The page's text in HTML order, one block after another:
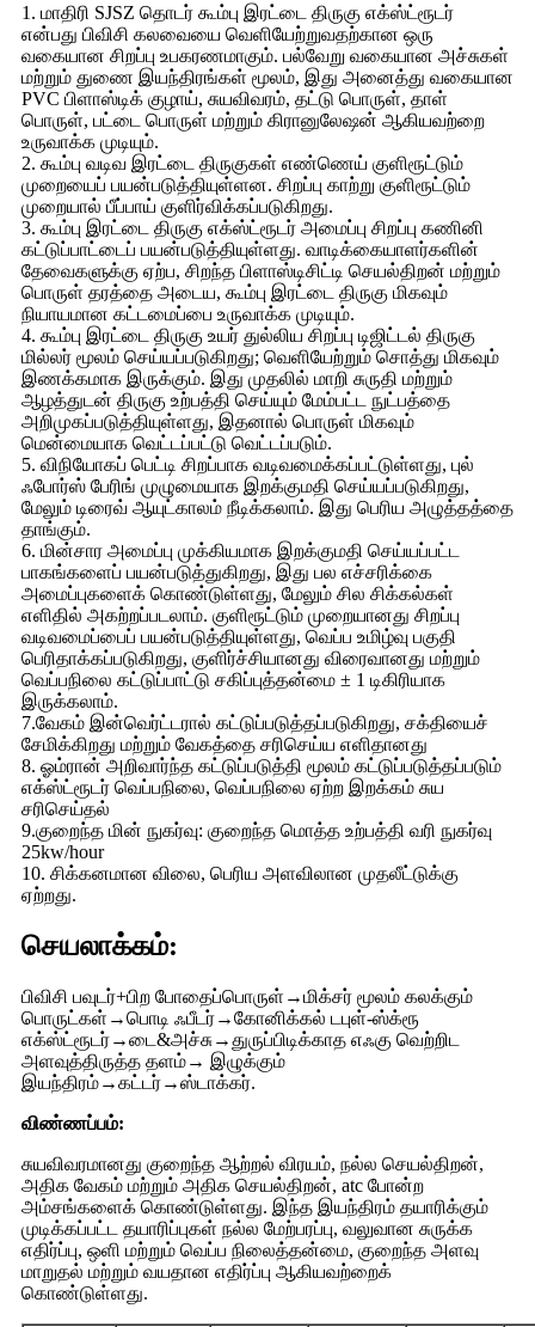
1. மாதிரி SJSZ தொடர் கூம்பு இரட்டை திருகு எக்ஸ்ட்ரூடர்
என்பது பிவிசி கலவையை வெளியேற்றுவதற்கான ஒரு
வகையான சிறப்பு உபகரணமாகும். பல்வேறு வகையான அச்சுகள்
மற்றும் துணை இயந்திரங்கள் மூலம், இது அனைத்து வகையான
PVC பிளாஸ்டிக் குழாய், சுயவிவரம், தட்டு பொருள், தாள்
பொருள், பட்டை பொருள் மற்றும் கிரானுலேஷன் ஆகியவற்றை
உருவாக்க முடியும்.
2. கூம்பு வடிவ இரட்டை திருகுகள் எண்ணெய் குளிரூட்டும்
முறையைப் பயன்படுத்தியுள்ளன. சிறப்பு காற்று குளிரூட்டும்
முறையால் பீப்பாய் குளிர்விக்கப்படுகிறது.
3. கூம்பு இரட்டை திருகு எக்ஸ்ட்ரூடர் அமைப்பு சிறப்பு கணினி
கட்டுப்பாட்டைப் பயன்படுத்தியுள்ளது. வாடிக்கையாளர்களின்
தேவைகளுக்கு ஏற்ப, சிறந்த பிளாஸ்டிசிட்டி செயல்திறன் மற்றும்
பொருள் தரத்தை அடைய, கூம்பு இரட்டை திருகு மிகவும்
நியாயமான கட்டமைப்பை உருவாக்க முடியும்.
4. கூம்பு இரட்டை திருகு உயர் துல்லிய சிறப்பு டிஜிட்டல் திருகு
மில்லர் மூலம் செய்யப்படுகிறது; வெளியேற்றும் சொத்து மிகவும்
இணக்கமாக இருக்கும். இது முதலில் மாறி சுருதி மற்றும்
ஆழத்துடன் திருகு உற்பத்தி செய்யும் மேம்பட்ட நுட்பத்தை
அறிமுகப்படுத்தியுள்ளது, இதனால் பொருள் மிகவும்
மென்மையாக வெட்டப்பட்டு வெட்டப்படும்.
5. விநியோகப் பெட்டி சிறப்பாக வடிவமைக்கப்பட்டுள்ளது, புல்
ஃபோர்ஸ் பேரிங் முழுமையாக இறக்குமதி செய்யப்படுகிறது,
மேலும் டிரைவ் ஆயுட்காலம் நீடிக்கலாம். இது பெரிய அழுத்தத்தை
தாங்கும்.
6. மின்சார அமைப்பு முக்கியமாக இறக்குமதி செய்யப்பட்ட
பாகங்களைப் பயன்படுத்துகிறது, இது பல எச்சரிக்கை
அமைப்புகளைக் கொண்டுள்ளது, மேலும் சில சிக்கல்கள்
எளிதில் அகற்றப்படலாம். குளிரூட்டும் முறையானது சிறப்பு
வடிவமைப்பைப் பயன்படுத்தியுள்ளது, வெப்ப உமிழ்வு பகுதி
பெரிதாக்கப்படுகிறது, குளிர்ச்சியானது விரைவானது மற்றும்
வெப்பநிலை கட்டுப்பாட்டு சகிப்புத்தன்மை ± 1 டிகிரியாக
இருக்கலாம்.
7.வேகம் இன்வெர்ட்டரால் கட்டுப்படுத்தப்படுகிறது, சக்தியைச்
சேமிக்கிறது மற்றும் வேகத்தை சரிசெய்ய எளிதானது
8. ஓம்ரான் அறிவார்ந்த கட்டுப்படுத்தி மூலம் கட்டுப்படுத்தப்படும்
எக்ஸ்ட்ரூடர் வெப்பநிலை, வெப்பநிலை ஏற்ற இறக்கம் சுய
சரிசெய்தல்
9.குறைந்த மின் நுகர்வு: குறைந்த மொத்த உற்பத்தி வரி நுகர்வு
25kw/hour
10. சிக்கனமான விலை, பெரிய அளவிலான முதலீட்டுக்கு
ஏற்றது.
செயலாக்கம்:
பிவிசி பவுடர்+பிற போதைப்பொருள்→மிக்சர் மூலம் கலக்கும்
பொருட்கள்→பொடி ஃபீடர்→கோனிக்கல் டபுள்-ஸ்க்ரூ
எக்ஸ்ட்ரூடர்→டை&அச்சு→துருப்பிடிக்காத எஃகு வெற்றிட
அளவுத்திருத்த தளம்→ இழுக்கும்
இயந்திரம்→கட்டர்→ஸ்டாக்கர்.
விண்ணப்பம்:
சுயவிவரமானது குறைந்த ஆற்றல் விரயம், நல்ல செயல்திறன்,
அதிக வேகம் மற்றும் அதிக செயல்திறன், atc போன்ற
அம்சங்களைக் கொண்டுள்ளது. இந்த இயந்திரம் தயாரிக்கும்
முடிக்கப்பட்ட தயாரிப்புகள் நல்ல மேற்பரப்பு, வலுவான சுருக்க
எதிர்ப்பு, ஒளி மற்றும் வெப்ப நிலைத்தன்மை, குறைந்த அளவு
மாறுதல் மற்றும் வயதான எதிர்ப்பு ஆகியவற்றைக்
கொண்டுள்ளது.